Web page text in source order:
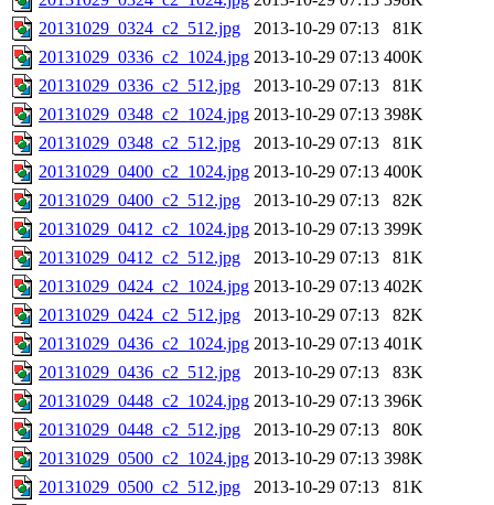
20131029_0324_c2_512.jpg
2013-10-29 07:13
81K
20131029_0336_c2_1024.jpg 2013-10-29 07:13 400K
20131029_0336_c2_512.jpg
2013-10-29 07:13
81K
20131029_0348_c2_1024.jpg 2013-10-29 07:13 398K
20131029_0348_c2_512.jpg
2013-10-29 07:13
81K
20131029_0400_c2_1024.jpg 2013-10-29 07:13 400K
20131029_0400_c2_512.jpg
2013-10-29 07:13
82K
20131029_0412_c2_1024.jpg 2013-10-29 07:13 399K
20131029_0412_c2_512.jpg
2013-10-29 07:13
81K
20131029_0424_c2_1024.jpg 2013-10-29 07:13 402K
20131029_0424_c2_512.jpg
2013-10-29 07:13
82K
20131029_0436_c2_1024.jpg 2013-10-29 07:13 401K
20131029_0436_c2_512.jpg
2013-10-29 07:13
83K
20131029_0448_c2_1024.jpg 2013-10-29 07:13 396K
20131029_0448_c2_512.jpg
2013-10-29 07:13
80K
20131029_0500_c2_1024.jpg 2013-10-29 07:13 398K
20131029_0500_c2_512.jpg
2013-10-29 07:13
81K